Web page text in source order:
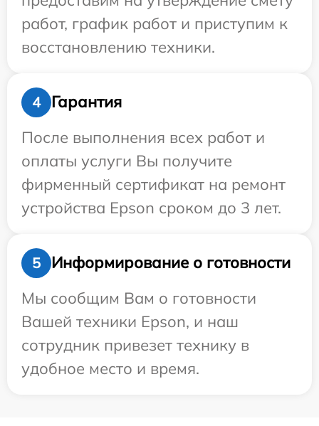
работ, график работ и приступим к
восстановлению техники.
4
Гарантия
После выполнения всех работ и
оплаты услуги Вы получите
фирменный сертификат на ремонт
устройства Epson сроком до 3 лет.
5
Информирование о готовности
Мы сообщим Вам о готовности
Вашей техники Epson, и наш
сотрудник привезет технику в
удобное место и время.